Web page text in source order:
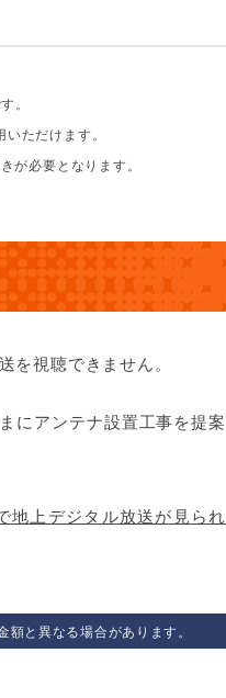
。
ただけます。
が必要となります。
視聴できません。
にアンテナ設置工事を提案
地上デジタル放送が見られ
と異なる場合があります。